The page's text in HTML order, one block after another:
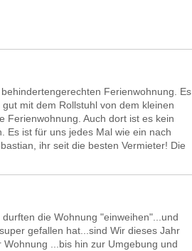
Ferienwohnung. Es
mit dem Rollstuhl von dem kleinen
Ferienwohnung. Auch dort ist es kein
Es ist für uns jedes Mal wie ein nach
ihr seit die besten Vermieter! Die
die Wohnung "einweihen"...und
gefallen hat...sind Wir dieses Jahr
...bis hin zur Umgebung und